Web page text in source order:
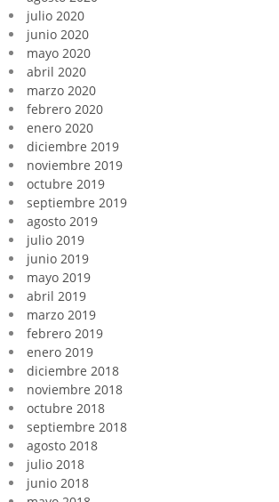
julio 2020
junio 2020
mayo 2020
abril 2020
marzo 2020
febrero 2020
enero 2020
diciembre 2019
noviembre 2019
octubre 2019
septiembre 2019
agosto 2019
julio 2019
junio 2019
mayo 2019
abril 2019
marzo 2019
febrero 2019
enero 2019
diciembre 2018
noviembre 2018
octubre 2018
septiembre 2018
agosto 2018
julio 2018
junio 2018